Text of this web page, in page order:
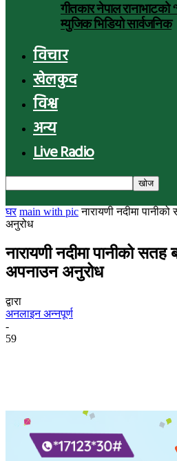
गीतकार नेपाल
म्युजिक भिडियो सार्वजनिक
विचार
खेलकुद
विश्व
अन्य
Live Radio
घर main with pic नारायणी नदीमा
अनुरोध
नारायणी नदीमा पानीको
अपनाउन अनुरोध
द्वारा
अनलाइन अन्नपूर्ण
-
59